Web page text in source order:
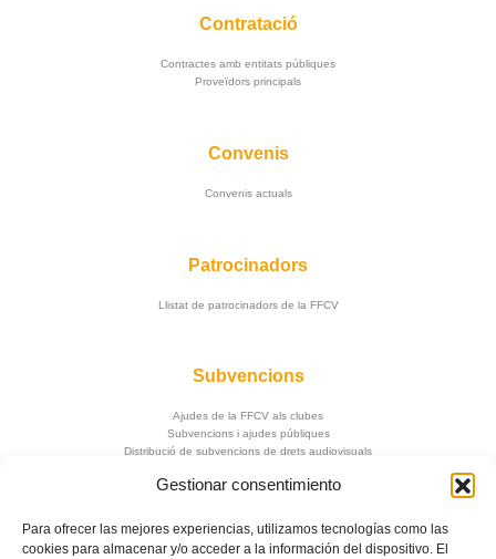
Gestionar consentimiento
Para ofrecer las mejores experiencias, utilizamos tecnologías como las
cookies para almacenar y/o acceder a la información del dispositivo. El
Contratació
Contractes amb entitats públiques
Proveïdors principals
Convenis
Convenis actuals
Patrocinadors
Llistat de patrocinadors de la FFCV
Subvencions
Ajudes de la FFCV als clubes
Subvencions i ajudes públiques
Distribució de subvencions de drets audiovisuals